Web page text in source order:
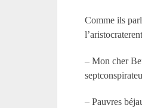
Comme ils
– Mon cher
– Pauvres